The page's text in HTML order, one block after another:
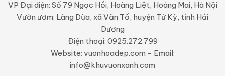
VP Đại diện: Số 79 Ngọc Hồi, Hoàng Liệt, Hoàng Mai, Hà Nội
Vườn ươm: Làng Dừa, xã Văn Tố, huyện Tứ Kỳ, tỉnh Hải
Dương
Điện thoại: 0925.272.799
Website: vuonhoadep.com - Email:
info@khuvuonxanh.com